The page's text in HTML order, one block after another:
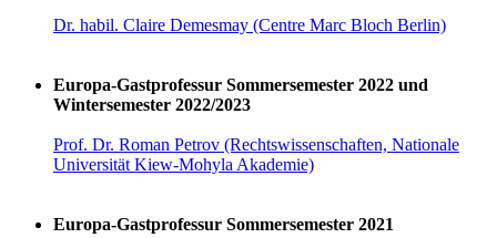
Dr. habil. Claire Demesmay (Centre Marc Bloch Berlin)
Europa-Gastprofessur Sommersemester 2022 und
Wintersemester 2022/2023
Prof. Dr. Roman Petrov (Rechtswissenschaften, Nationale
Universität Kiew-Mohyla Akademie)
Europa-Gastprofessur Sommersemester 2021